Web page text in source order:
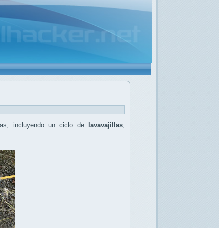
incluyendo un ciclo de lavavajillas